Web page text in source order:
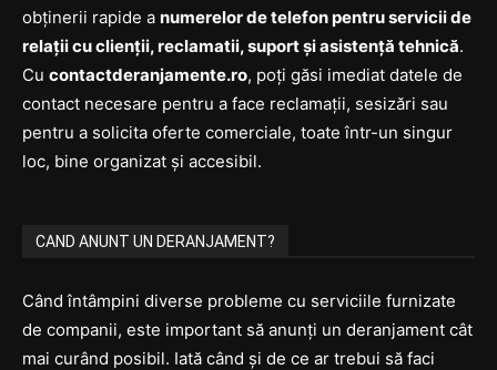
obținerii rapide a numerelor de telefon pentru servicii de
relații cu clienții, reclamatii, suport și asistență tehnică.
Cu contactderanjamente.ro, poți găsi imediat datele de
contact necesare pentru a face reclamații, sesizări sau
pentru a solicita oferte comerciale, toate într-un singur
loc, bine organizat și accesibil.
CAND ANUNT UN DERANJAMENT?
Când întâmpini diverse probleme cu serviciile furnizate
de companii, este important să anunți un deranjament cât
mai curând posibil. Iată când și de ce ar trebui să faci